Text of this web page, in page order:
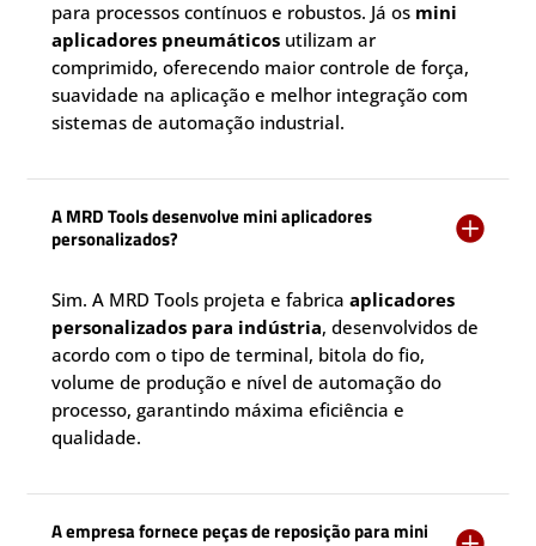
para processos contínuos e robustos. Já os mini
aplicadores pneumáticos utilizam ar
comprimido, oferecendo maior controle de força,
suavidade na aplicação e melhor integração com
sistemas de automação industrial.
A MRD Tools desenvolve mini aplicadores
personalizados?

Sim. A MRD Tools projeta e fabricaaplicadores
personalizados para indústria, desenvolvidos de
acordo com o tipo de terminal, bitola do fio,
volume de produção e nível de automação do
processo, garantindo máxima eficiência e
qualidade.
A empresa fornece peças de reposição para mini